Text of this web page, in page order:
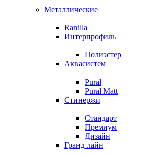
Металлические
Ranilla
Интерпрофиль
Полиэстер
Аквасистем
Pural
Pural Matt
Стинержи
Стандарт
Премиум
Дизайн
Гранд лайн